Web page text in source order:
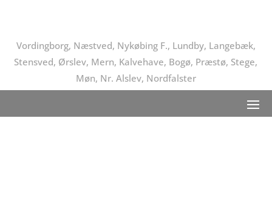
Vordingborg, Næstved, Nykøbing F., Lundby, Langebæk,
Stensved, Ørslev, Mern, Kalvehave, Bogø, Præstø, Stege,
Møn, Nr. Alslev, Nordfalster